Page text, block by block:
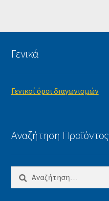
Γενικά
Γενικοί όροι διαγωνισμών
Αναζήτηση Προϊόντος
για: